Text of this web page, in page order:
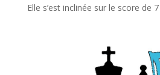
Elle s’est inclinée sur le score de